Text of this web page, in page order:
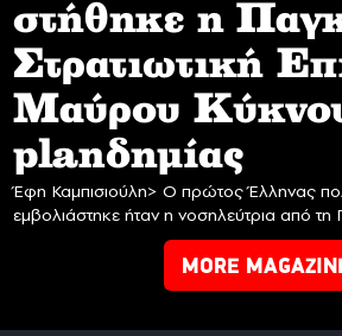
στήθηκε η
Στρατιωτική
Mαύρου
planδημίας
Έφη Καμπισιούλη> Ο πρώτος Έλληνας
εμβολιάστηκε ήταν η νοσηλεύτρια από τη
MORE